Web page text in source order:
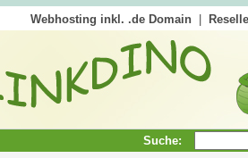
Webhosting inkl. .de Domain
Suche: